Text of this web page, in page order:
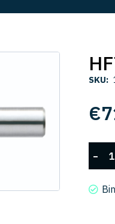
SKU:
€
HFTNB
3015-
160-
-